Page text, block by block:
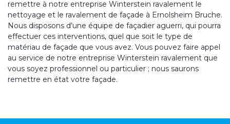
remettre à notre entreprise Winterstein ravalement le
nettoyage et le ravalement de façade à Ernolsheim Bruche.
Nous disposons d’une équipe de façadier aguerri, qui pourra
effectuer ces interventions, quel que soit le type de
matériau de façade que vous avez. Vous pouvez faire appel
au service de notre entreprise Winterstein ravalement que
vous soyez professionnel ou particulier ; nous saurons
remettre en état votre façade.